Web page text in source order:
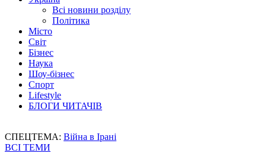
Всі новини розділу
Політика
Місто
Світ
Бізнес
Наука
Шоу-бізнес
Спорт
Lifestyle
БЛОГИ ЧИТАЧІВ
СПЕЦТЕМА: Війна в Ірані
ВСІ ТЕМИ